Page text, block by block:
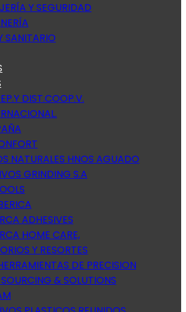
Y SEGURIDAD
SANITARIO
DIST.COOP.V.
NATURALES HNOS AGUADO
GRINDING S.A
ADHESIVES
HOME CARE,
Y RESORTES
DE PRECISION
& SOLUTIONS